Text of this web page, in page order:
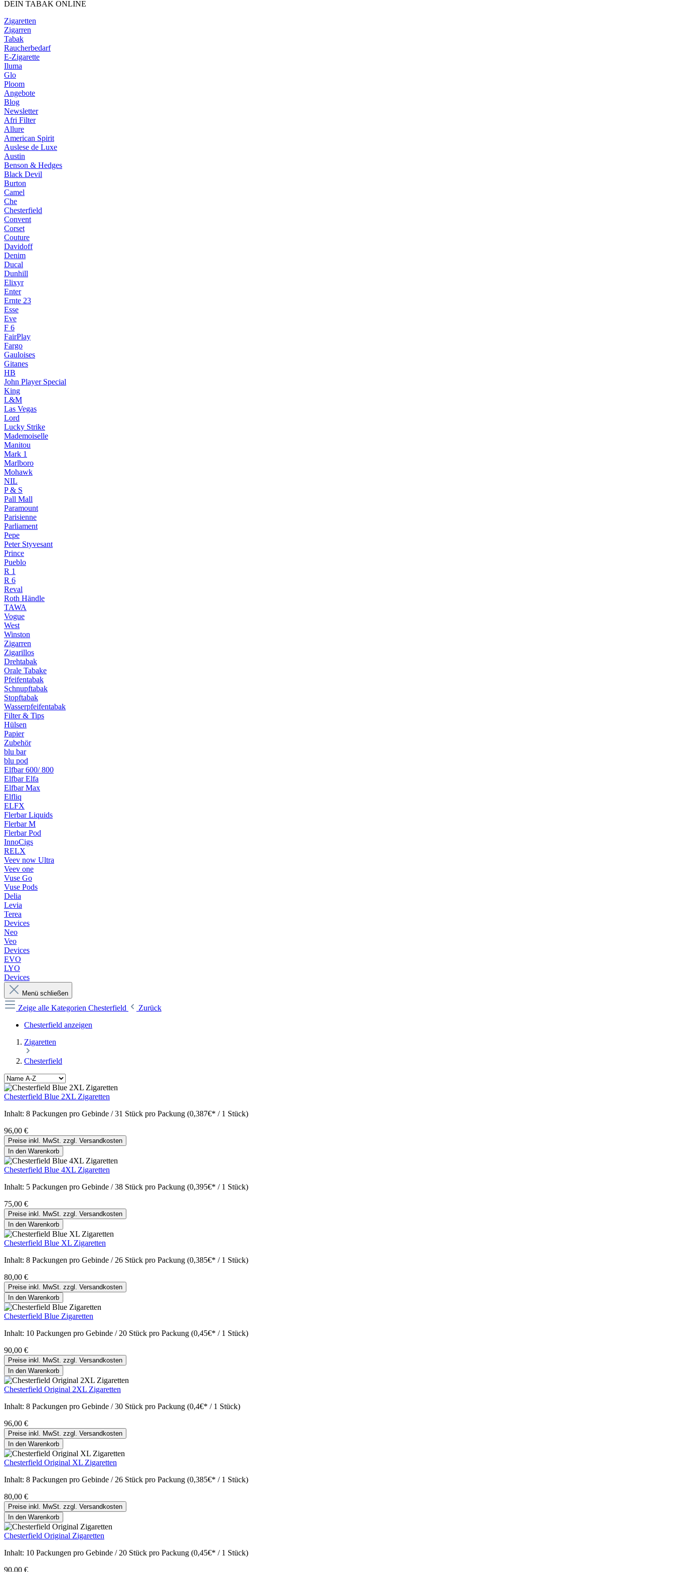
DEIN TABAK ONLINE
Zigaretten
Zigarren
Tabak
Raucherbedarf
E-Zigarette
Iluma
Glo
Ploom
Angebote
Blog
Newsletter
Afri Filter
Allure
American Spirit
Auslese de Luxe
Austin
Benson & Hedges
Black Devil
Burton
Camel
Che
Chesterfield
Convent
Corset
Couture
Davidoff
Denim
Ducal
Dunhill
Elixyr
Enter
Ernte 23
Esse
Eve
F 6
FairPlay
Fargo
Gauloises
Gitanes
HB
John Player Special
King
L&M
Las Vegas
Lord
Lucky Strike
Mademoiselle
Manitou
Mark 1
Marlboro
Mohawk
NIL
P & S
Pall Mall
Paramount
Parisienne
Parliament
Pepe
Peter Styvesant
Prince
Pueblo
R 1
R 6
Reval
Roth Händle
TAWA
Vogue
West
Winston
Zigarren
Zigarillos
Drehtabak
Orale Tabake
Pfeifentabak
Schnupftabak
Stopftabak
Wasserpfeifentabak
Filter & Tips
Hülsen
Papier
Zubehör
blu bar
blu pod
Elfbar 600/ 800
Elfbar Elfa
Elfbar Max
Elfliq
ELFX
Flerbar Liquids
Flerbar M
Flerbar Pod
InnoCigs
RELX
Veev now Ultra
Veev one
Vuse Go
Vuse Pods
Delia
Levia
Terea
Devices
Neo
Veo
Devices
EVO
LYO
Devices
Menü schließen
Zeige alle Kategorien Chesterfield
Zurück
Chesterfield anzeigen
Zigaretten
Chesterfield
Chesterfield Blue 2XL Zigaretten
Inhalt: 8 Packungen pro Gebinde / 31 Stück pro Packung (0,387€* / 1 Stück)
96,00 €
Preise inkl. MwSt. zzgl. Versandkosten
In den Warenkorb
Chesterfield Blue 4XL Zigaretten
Inhalt: 5 Packungen pro Gebinde / 38 Stück pro Packung (0,395€* / 1 Stück)
75,00 €
Preise inkl. MwSt. zzgl. Versandkosten
In den Warenkorb
Chesterfield Blue XL Zigaretten
Inhalt: 8 Packungen pro Gebinde / 26 Stück pro Packung (0,385€* / 1 Stück)
80,00 €
Preise inkl. MwSt. zzgl. Versandkosten
In den Warenkorb
Chesterfield Blue Zigaretten
Inhalt: 10 Packungen pro Gebinde / 20 Stück pro Packung (0,45€* / 1 Stück)
90,00 €
Preise inkl. MwSt. zzgl. Versandkosten
In den Warenkorb
Chesterfield Original 2XL Zigaretten
Inhalt: 8 Packungen pro Gebinde / 30 Stück pro Packung (0,4€* / 1 Stück)
96,00 €
Preise inkl. MwSt. zzgl. Versandkosten
In den Warenkorb
Chesterfield Original XL Zigaretten
Inhalt: 8 Packungen pro Gebinde / 26 Stück pro Packung (0,385€* / 1 Stück)
80,00 €
Preise inkl. MwSt. zzgl. Versandkosten
In den Warenkorb
Chesterfield Original Zigaretten
Inhalt: 10 Packungen pro Gebinde / 20 Stück pro Packung (0,45€* / 1 Stück)
90,00 €